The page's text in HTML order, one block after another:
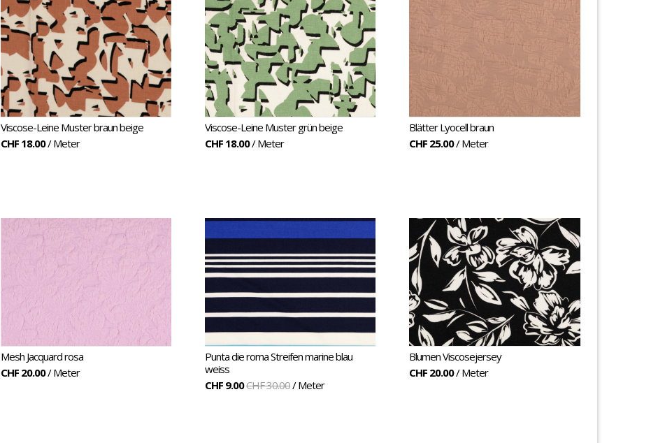
Viscose-Leine Muster braun beige
CHF 18.00/ Meter
Viscose-Leine Muster grün beige
CHF 18.00/ Meter
Blätter Lyocell braun
CHF 25.00/ Meter
Mesh Jacquard rosa
CHF 20.00/ Meter
Punta die roma Streifen marine blau
weiss
CHF 9.00CHF 30.00/ Meter
Blumen Viscosejersey
CHF 20.00/ Meter